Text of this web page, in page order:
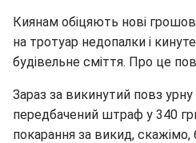
Киянам обіцяють нові
на тротуар недопалки і
будівельне сміття. Про це
Зараз за викинутий повз
передбачений штраф у 340
покарання за викид, скажімо,